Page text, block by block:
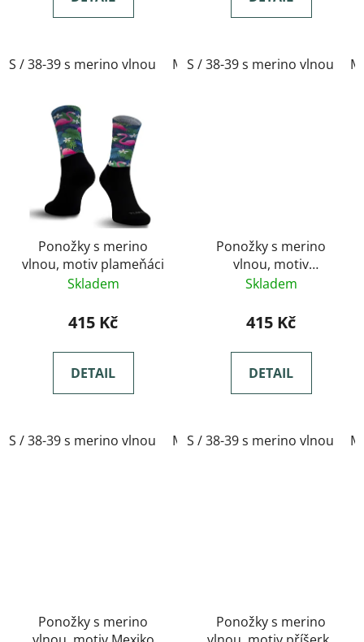
S / 38-39 s merino vlnou M / 40-41 s merino vlnou L
S / 38-39 s merino vlnou
Ponožky s merino
vlnou, motiv plameňáci
Skladem
415 Kč
DETAIL
S / 38-39 s merino vlnou M / 40-41 s merino vlnou L
Ponožky s merino
vlnou, motiv
modrofialové
Skladem
415 Kč
DETAIL
S / 38-39 s merino vlnou
Ponožky s merino
Ponožky s merino